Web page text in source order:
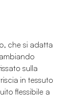
che si adatta
sulla
in tessuto
flessibile a